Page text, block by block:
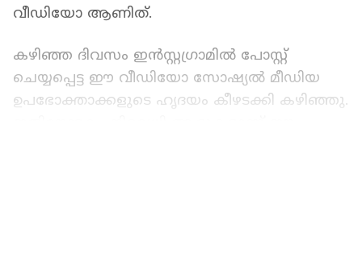
വീഡിയോ ആണിത്.
കഴിഞ്ഞ ദിവസം ഇൻസ്റ്റഗ്രാമിൽ പോസ്റ്റ്
ചെയ്യപ്പെട്ട ഈ വീഡിയോ സോഷ്യൽ മീഡിയ
ഉപഭോക്താക്കളുടെ ഹൃദയം കീഴടക്കി കഴിഞ്ഞു.